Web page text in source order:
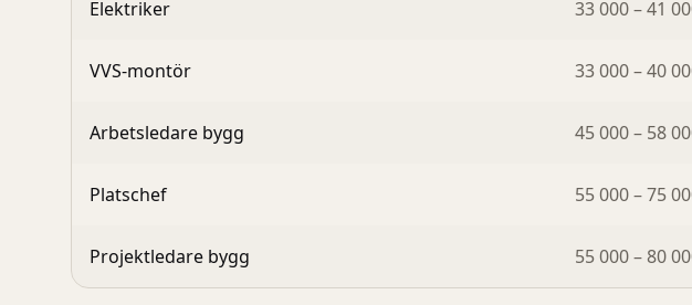
Elektriker 33 000 – 41
VVS-montör 33 000 – 40
Arbetsledare bygg 45 000 – 58
Platschef 55 000 – 75
Projektledare bygg 55 000 – 80